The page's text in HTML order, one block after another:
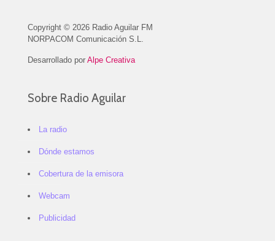
Copyright © 2026 Radio Aguilar FM
NORPACOM Comunicación S.L.
Desarrollado por Alpe Creativa
Sobre Radio Aguilar
La radio
Dónde estamos
Cobertura de la emisora
Webcam
Publicidad